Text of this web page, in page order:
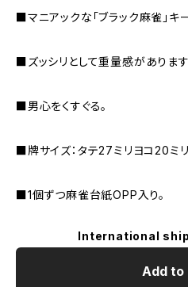
■マニアックな「ブラック麻雀」キ
■ズッシリとして重量感があります
■男心をくすぐる。
■牌サイズ：タテ27ミリヨコ20ミリ
■1個ずつ麻雀台紙OPP入り。
International
Add